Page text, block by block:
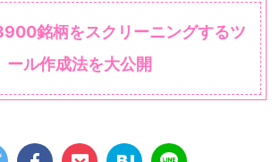
銘柄をスクリーニングするツ
ール作成法を大公開